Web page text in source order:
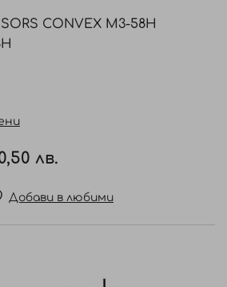
CONVEX M3-58H
лв.
Добави в любими